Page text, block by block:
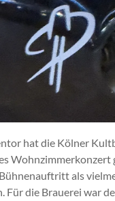
hat die Kölner
Wohnzimmerkonzert
als
Für die Brauerei war